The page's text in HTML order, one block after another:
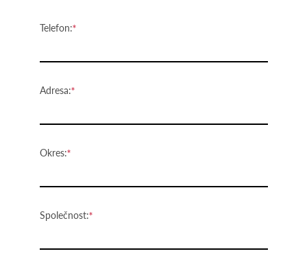
Telefon:
Adresa:
Okres:
Společnost: